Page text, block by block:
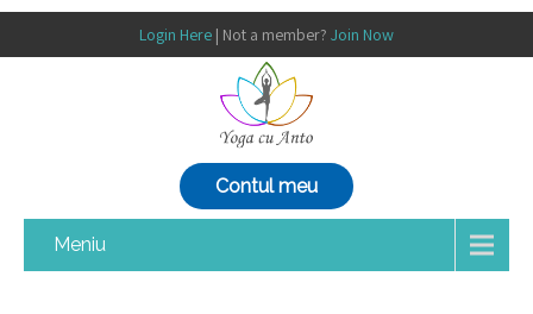
Login Here | Not a member? Join Now
Contul meu
Meniu